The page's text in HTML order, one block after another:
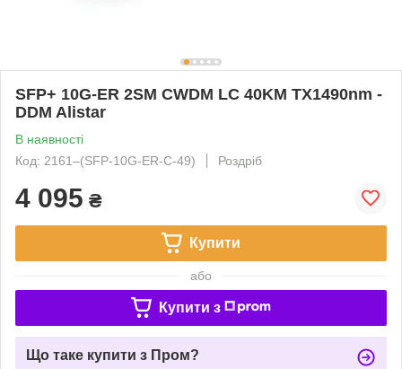
SFP+ 10G-ER 2SM CWDM LC 40KM TX1490nm -
DDM Alistar
В наявності
Код: 2161‒(SFP-10G-ER-C-49)
Роздріб
4 095 ₴
Купити
або
Купити з
Що таке купити з Пром?